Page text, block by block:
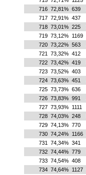
716 72,81% 639
717 72,91% 437
718 73,01% 225
719 73,12% 1169
720 73,22% 563
721
73,32% 412
722 73,42% 419
723 73,52% 403
724 73,63% 451
725 73,73% 636
726 73,83% 991
727 73,93% 1111
728 74,03% 248
729 74,13% 770
730 74,24% 1166
731
74,34% 341
732 74,44% 779
733 74,54% 408
734 74,64% 1127